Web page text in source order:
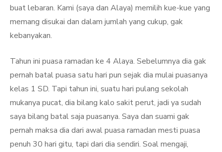
buat lebaran. Kami (saya dan Alaya) memilih kue-kue yang
memang disukai dan dalam jumlah yang cukup, gak
kebanyakan.
Tahun ini puasa ramadan ke 4 Alaya. Sebelumnya dia gak
pernah batal puasa satu hari pun sejak dia mulai puasanya
kelas 1 SD. Tapi tahun ini, suatu hari pulang sekolah
mukanya pucat, dia bilang kalo sakit perut, jadi ya sudah
saya bilang batal saja puasanya. Saya dan suami gak
pernah maksa dia dari awal puasa ramadan mesti puasa
penuh 30 hari gitu, tapi dari dia sendiri. Soal mengaji,